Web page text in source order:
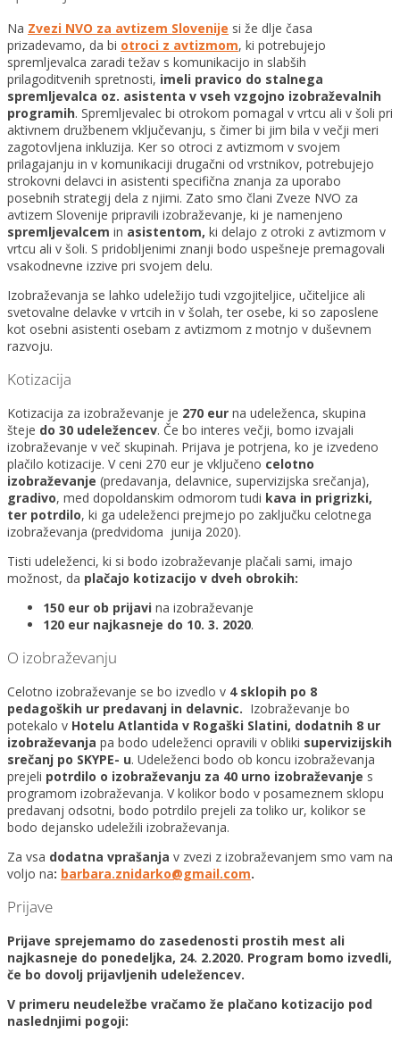
Na Zvezi NVO za avtizem Slovenije si že dlje časa
prizadevamo, da bi otroci z avtizmom, ki potrebujejo
spremljevalca zaradi težav s komunikacijo in slabših
prilagoditvenih spretnosti, imeli pravico do stalnega
spremljevalca oz. asistenta v vseh vzgojno izobraževalnih
programih. Spremljevalec bi otrokom pomagal v vrtcu ali v šoli pri
aktivnem družbenem vključevanju, s čimer bi jim bila v večji meri
zagotovljena inkluzija. Ker so otroci z avtizmom v svojem
prilagajanju in v komunikaciji drugačni od vrstnikov, potrebujejo
strokovni delavci in asistenti specifična znanja za uporabo
posebnih strategij dela z njimi. Zato smo člani Zveze NVO za
avtizem Slovenije pripravili izobraževanje, ki je namenjeno
spremljevalcem in asistentom, ki delajo z otroki z avtizmom v
vrtcu ali v šoli. S pridobljenimi znanji bodo uspešneje premagovali
vsakodnevne izzive pri svojem delu.
Izobraževanja se lahko udeležijo tudi vzgojiteljice, učiteljice ali
svetovalne delavke v vrtcih in v šolah, ter osebe, ki so zaposlene
kot osebni asistenti osebam z avtizmom z motnjo v duševnem
razvoju.
Kotizacija
Kotizacija za izobraževanje je 270 eur na udeleženca, skupina
šteje do 30 udeležencev. Če bo interes večji, bomo izvajali
izobraževanje v več skupinah. Prijava je potrjena, ko je izvedeno
plačilo kotizacije. V ceni 270 eur je vključeno celotno
izobraževanje (predavanja, delavnice, supervizijska srečanja),
gradivo, med dopoldanskim odmorom tudi kava in prigrizki,
ter potrdilo, ki ga udeleženci prejmejo po zaključku celotnega
izobraževanja (predvidoma junija 2020).
Tisti udeleženci, ki si bodo izobraževanje plačali sami, imajo
možnost, da plačajo kotizacijo v dveh obrokih:
150 eur ob prijavi na izobraževanje
120 eur najkasneje do 10. 3. 2020.
O izobraževanju
Celotno izobraževanje se bo izvedlo v 4 sklopih po 8
pedagoških ur predavanj in delavnic. Izobraževanje bo
potekalo v Hotelu Atlantida v Rogaški Slatini, dodatnih 8 ur
izobraževanja pa bodo udeleženci opravili v obliki supervizijskih
srečanj po SKYPE- u. Udeleženci bodo ob koncu izobraževanja
prejeli potrdilo o izobraževanju za 40 urno izobraževanje s
programom izobraževanja. V kolikor bodo v posameznem sklopu
predavanj odsotni, bodo potrdilo prejeli za toliko ur, kolikor se
bodo dejansko udeležili izobraževanja.
Za vsa dodatna vprašanja v zvezi z izobraževanjem smo vam na
voljo na: barbara.znidarko@gmail.com.
Prijave
Prijave sprejemamo do zasedenosti prostih mest ali
najkasneje do ponedeljka, 24. 2.2020. Program bomo izvedli,
če bo dovolj prijavljenih udeležencev.
V primeru neudeležbe vračamo že plačano kotizacijo pod
naslednjimi pogoji: